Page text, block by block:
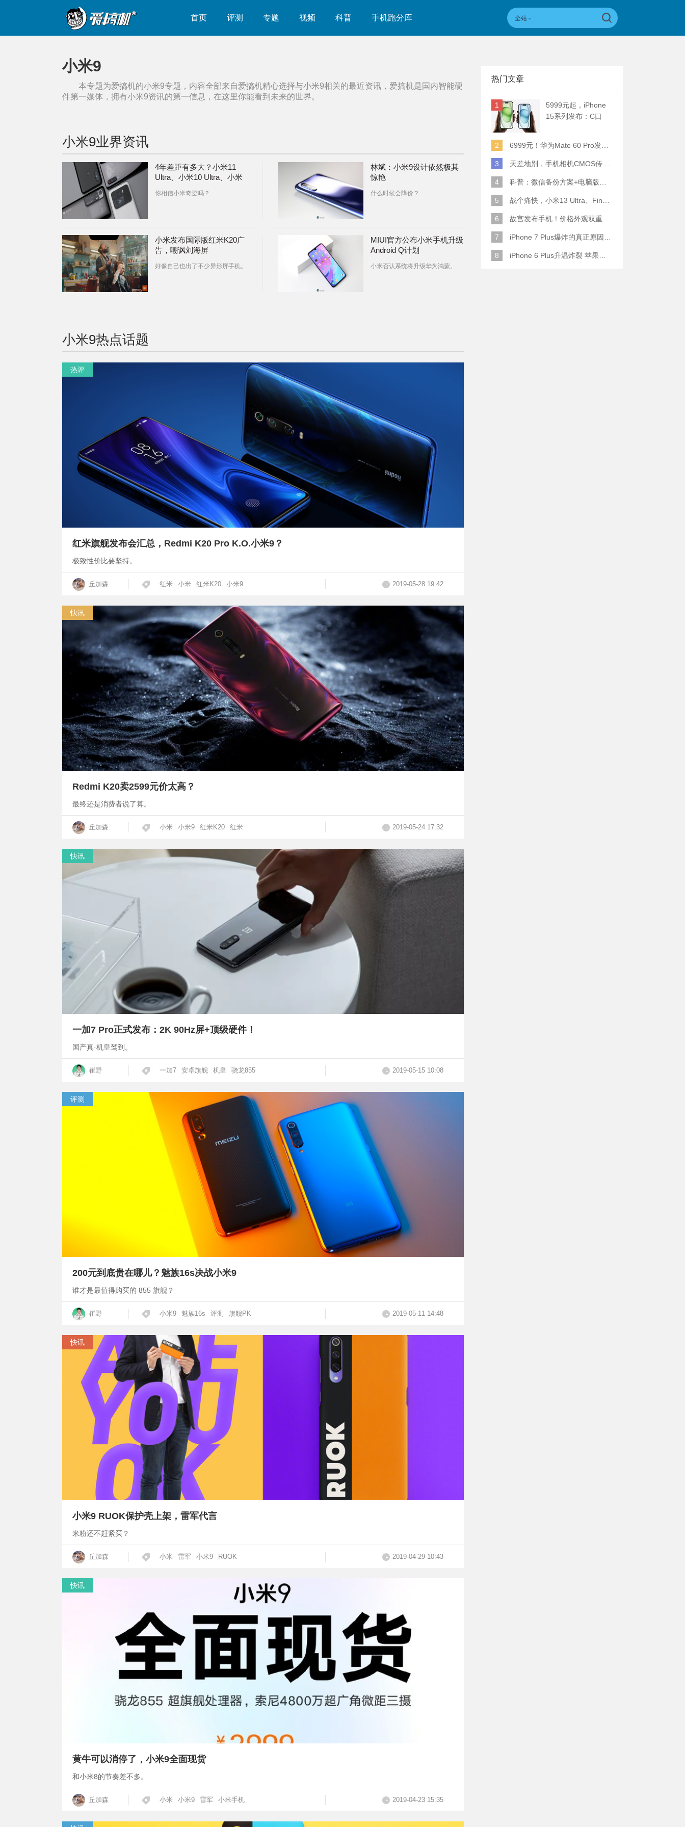
首页 评测 专题 视频 科普 手机跑分库 全站
小米9
本专题为爱搞机的小米9专题，内容全部来自爱搞机精心选择与小米9相关的最近资讯，爱搞机是国内智能硬
件第一媒体，拥有小米9资讯的第一信息，在这里你能看到未来的世界。
小米9业界资讯
4年差距有多大？小米11
Ultra、小米10 Ultra、小米
你相信小米奇迹吗？
林斌：小米9设计依然极其
惊艳
什么时候会降价？
小米发布国际版红米K20广
告，嘲讽刘海屏
好像自己也出了不少异形屏手机。
MIUI官方公布小米手机升级
Android Q计划
小米否认系统将升级华为鸿蒙。
小米9热点话题
热评
红米旗舰发布会汇总，Redmi K20 Pro K.O.小米9？
极致性价比要坚持。
丘加森 红米 小米 红米K20 小米9 2019-05-28 19:42
快讯
Redmi K20卖2599元价太高？
最终还是消费者说了算。
丘加森 小米 小米9 红米K20 红米 2019-05-24 17:32
快讯
一加7 Pro正式发布：2K 90Hz屏+顶级硬件！
国产真·机皇驾到。
崔野 一加7 安卓旗舰 机皇 骁龙855 2019-05-15 10:08
评测
200元到底贵在哪儿？魅族16s决战小米9
谁才是最值得购买的 855 旗舰？
崔野 小米9 魅族16s 评测 旗舰PK 2019-05-11 14:48
快讯
小米9 RUOK保护壳上架，雷军代言
米粉还不赶紧买？
丘加森 小米 雷军 小米9 RUOK 2019-04-29 10:43
快讯
黄牛可以消停了，小米9全面现货
和小米8的节奏差不多。
丘加森 小米 小米9 雷军 小米手机 2019-04-23 15:35
热门文章
1
5999元起，iPhone
15系列发布：C口
2
6999元！华为Mate 60 Pro发布：麒麟9000S+卫星通话 (附初步跑分)
3 天差地别，手机相机CMOS传感器实际面积对比
4 科普：微信备份方案+电脑版丢失数据恢复指南
5 战个痛快，小米13 Ultra、Find X6 Pro、vivo X90 Pro+、小米12SU拍照横评
6 故宫发布手机！价格外观双重逆天！
7 iPhone 7 Plus爆炸的真正原因原来是这样
8 iPhone 6 Plus升温炸裂 苹果赔了一部全新的